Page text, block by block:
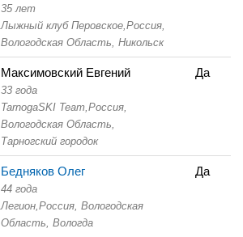
35 лет
Лыжный клуб Перовское, Россия,
Вологодская Область, Никольск
Максимовский Евгений
33 года
TarnogaSKI Team, Россия,
Вологодская Область,
Тарногский городок
Да
Бедняков Олег
44 года
Легион, Россия, Вологодская
Область, Вологда
Да